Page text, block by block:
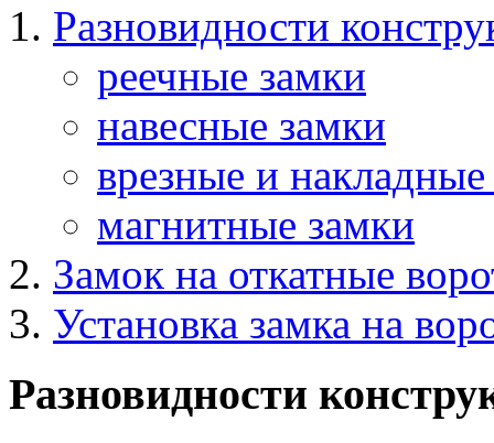
Разновидности
реечные замки
навесные замки
врезные и
магнитные замки
Замок на откатные
Установка замка на
Разновидности